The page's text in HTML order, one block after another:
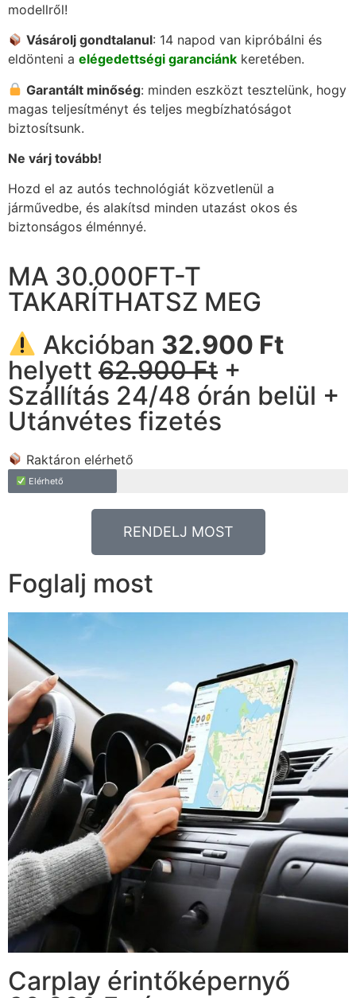
modellről!
Vásárolj gondtalanul: 14 napod van kipróbálni és
eldönteni a elégedettségi garanciánk keretében.
Garantált minőség: minden eszközt tesztelünk, hogy
magas teljesítményt és teljes megbízhatóságot
biztosítsunk.
Ne várj tovább!
Hozd el az autós technológiát közvetlenül a
járművedbe, és alakítsd minden utazást okos és
biztonságos élménnyé.
MA 30.000FT-T
TAKARÍTHATSZ MEG
Akcióban 32.900 Ft
helyett 62.900 Ft +
Szállítás 24/48 órán belül +
Utánvétes fizetés
Raktáron elérhető
Elérhető
RENDELJ MOST
Foglalj most
Carplay érintőképernyő